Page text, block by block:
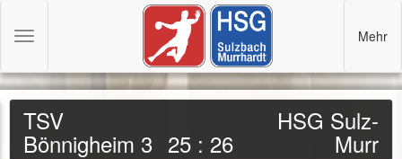
TSV
Bönnigheim 3 25 : 26
HSG Sulz-
Murr
Toggle
Mehr